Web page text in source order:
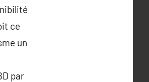
ce
un
par